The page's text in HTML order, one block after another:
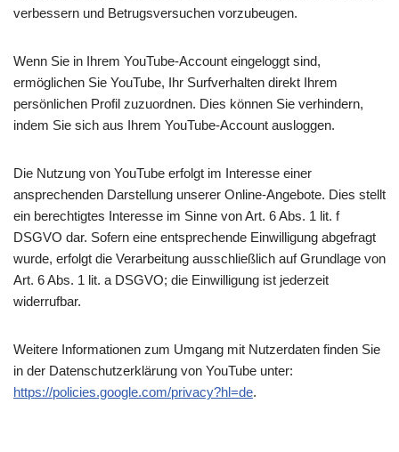
verbessern und Betrugsversuchen vorzubeugen.
Wenn Sie in Ihrem YouTube-Account eingeloggt sind,
ermöglichen Sie YouTube, Ihr Surfverhalten direkt Ihrem
persönlichen Profil zuzuordnen. Dies können Sie verhindern,
indem Sie sich aus Ihrem YouTube-Account ausloggen.
Die Nutzung von YouTube erfolgt im Interesse einer
ansprechenden Darstellung unserer Online-Angebote. Dies stellt
ein berechtigtes Interesse im Sinne von Art. 6 Abs. 1 lit. f
DSGVO dar. Sofern eine entsprechende Einwilligung abgefragt
wurde, erfolgt die Verarbeitung ausschließlich auf Grundlage von
Art. 6 Abs. 1 lit. a DSGVO; die Einwilligung ist jederzeit
widerrufbar.
Weitere Informationen zum Umgang mit Nutzerdaten finden Sie
in der Datenschutzerklärung von YouTube unter:
https://policies.google.com/privacy?hl=de.